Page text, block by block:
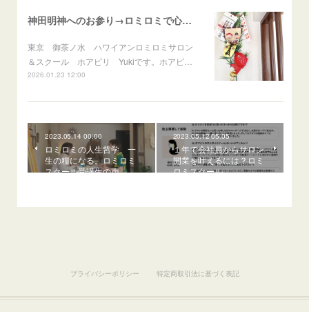
神田明神へのお参り→ロミロミで心身のメンテナンス
東京 御茶ノ水 ハワイアンロミロミサロン
＆スクール ホアピリ Yukiです。ホアピ…
2026.01.23 12:00
2023.05.14 00:00
ロミロミの人生哲学、一
生の糧になる。ロミロミ
スクール受講生の声
2023.05.12 05:05
１年で会社員からサロン
開業を叶えるには？ロミ
ロミスクール
プライバシーポリシー 特定商取引法に基づく表記